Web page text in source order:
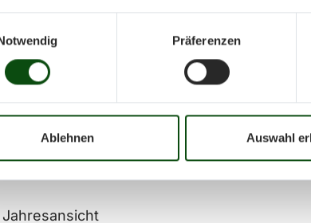
Präferenzen
Ablehnen Auswahl
Mo
02 03
16 17 18 19 20